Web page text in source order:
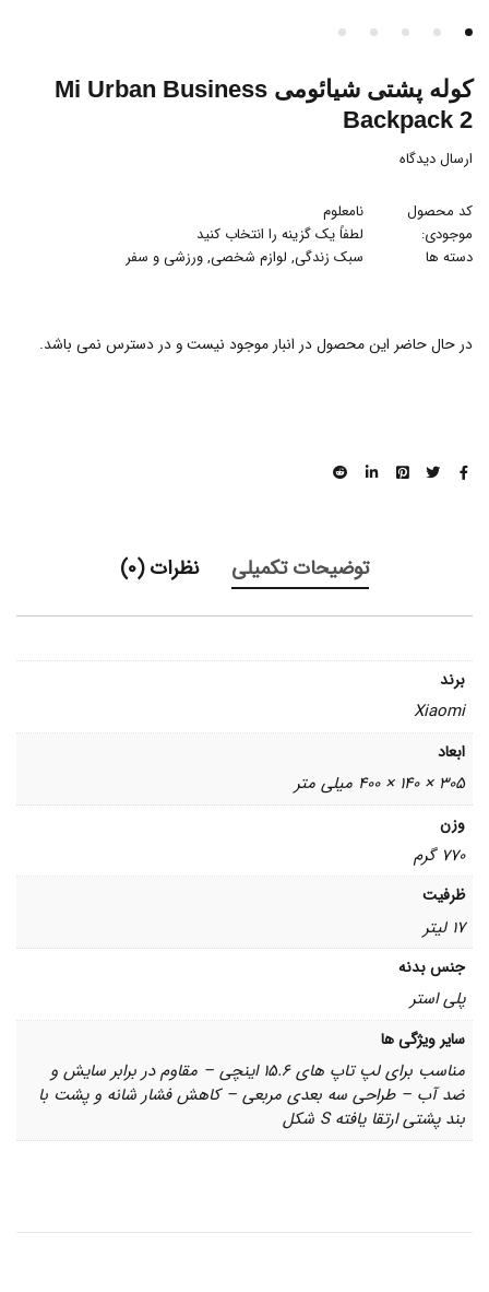
کوله پشتی شیائومی Mi Urban Business
Backpack 2
ارسال دیدگاه
کد محصول
نامعلوم
موجودی:
لطفاً یک گزینه را انتخاب کنید
دسته ها
سبک زندگی, لوازم شخصی,ورزشی و سفر
در حال حاضر این محصول در انبار موجود نیست و در دسترس نمی باشد.
توضیحات تکمیلی نظرات (0)
برند
Xiaomi
ابعاد
305 × 140 × 400 میلی متر
وزن
770 گرم
ظرفیت
17 لیتر
جنس بدنه
پلی استر
سایر ویژگی ها
مناسب برای لپ تاپ های 15.6 اینچی – مقاوم در برابر سایش و
ضد آب – طراحی سه بعدی مربعی – کاهش فشار شانه و پشت با
بند پشتی ارتقا یافته S شکل